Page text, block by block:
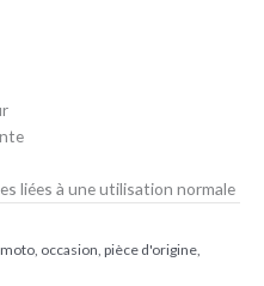
liées à une utilisation normale
moto occasion pièce d'origine